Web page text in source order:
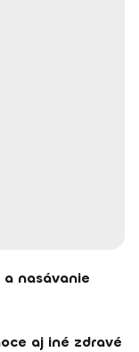
nasávanie
aj iné zdravé